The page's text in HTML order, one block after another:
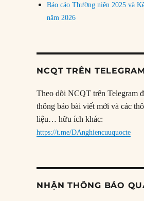
Báo cáo Thường niên 2025 và
năm 2026
NCQT TRÊN TELEGRAM
Theo dõi NCQT trên Telegram
thông báo bài viết mới và các
liệu… hữu ích khác:
https://t.me/DAnghiencuuquocte
NHẬN THÔNG BÁO